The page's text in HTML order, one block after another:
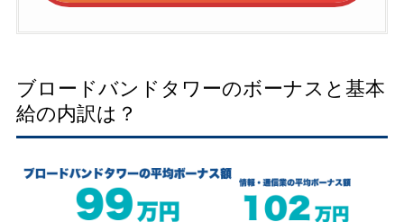
ブロードバンドタワーのボーナスと基本
給の内訳は？